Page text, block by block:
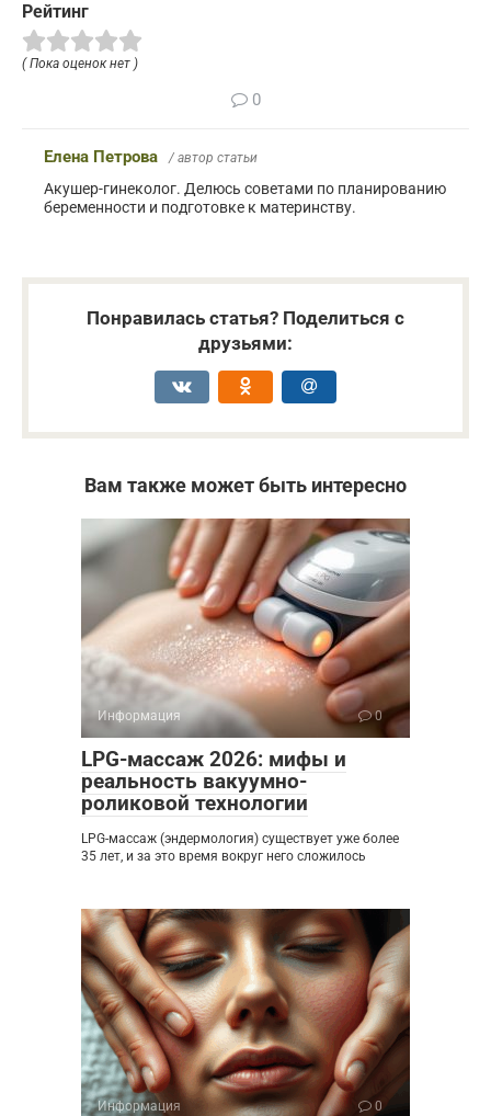
Рейтинг
( Пока оценок нет )
0
Елена Петрова / автор статьи
Акушер-гинеколог. Делюсь советами по планированию
беременности и подготовке к материнству.
Понравилась статья? Поделиться с
друзьями:
Вам также может быть интересно
Информация 0
LPG-массаж 2026: мифы и
реальность вакуумно-
роликовой технологии
LPG-массаж (эндермология) существует уже более
35 лет, и за это время вокруг него сложилось
Информация 0